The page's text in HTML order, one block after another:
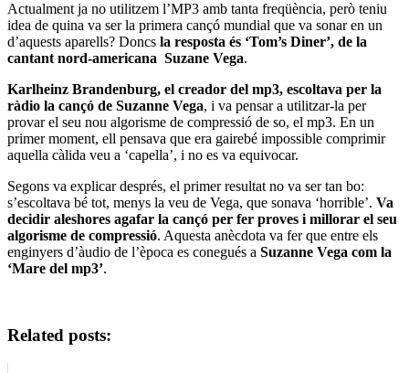
Actualment ja no utilitzem l’MP3 amb tanta freqüència, però teniu
idea de quina va ser la primera cançó mundial que va sonar en un
d’aquests aparells? Doncs la resposta és ‘Tom’s Diner’, de la
cantant nord-americana Suzane Vega.
Karlheinz Brandenburg, el creador del mp3, escoltava per la
ràdio la cançó de Suzanne Vega, i va pensar a utilitzar-la per
provar el seu nou algorisme de compressió de so, el mp3. En un
primer moment, ell pensava que era gairebé impossible comprimir
aquella càlida veu a ‘capella’, i no es va equivocar.
Segons va explicar després, el primer resultat no va ser tan bo:
s’escoltava bé tot, menys la veu de Vega, que sonava ‘horrible’. Va
decidir aleshores agafar la cançó per fer proves i millorar el seu
algorisme de compressió. Aquesta anècdota va fer que entre els
enginyers d’àudio de l’època es conegués a Suzanne Vega com la
‘Mare del mp3’.
Related posts: